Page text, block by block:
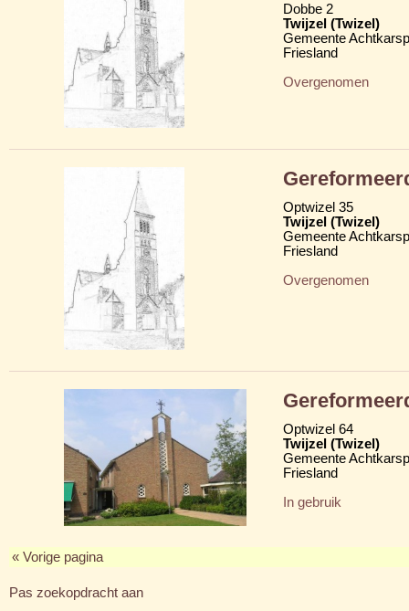
Dobbe 2
Twijzel (Twizel)
Gemeente
Friesland
Overgenomen
Optwizel 35
Twijzel (Twizel)
Gemeente
Friesland
Overgenomen
Optwizel 64
Twijzel (Twizel)
Gemeente
Friesland
In gebruik
« Vorige pagina
Pas zoekopdracht aan